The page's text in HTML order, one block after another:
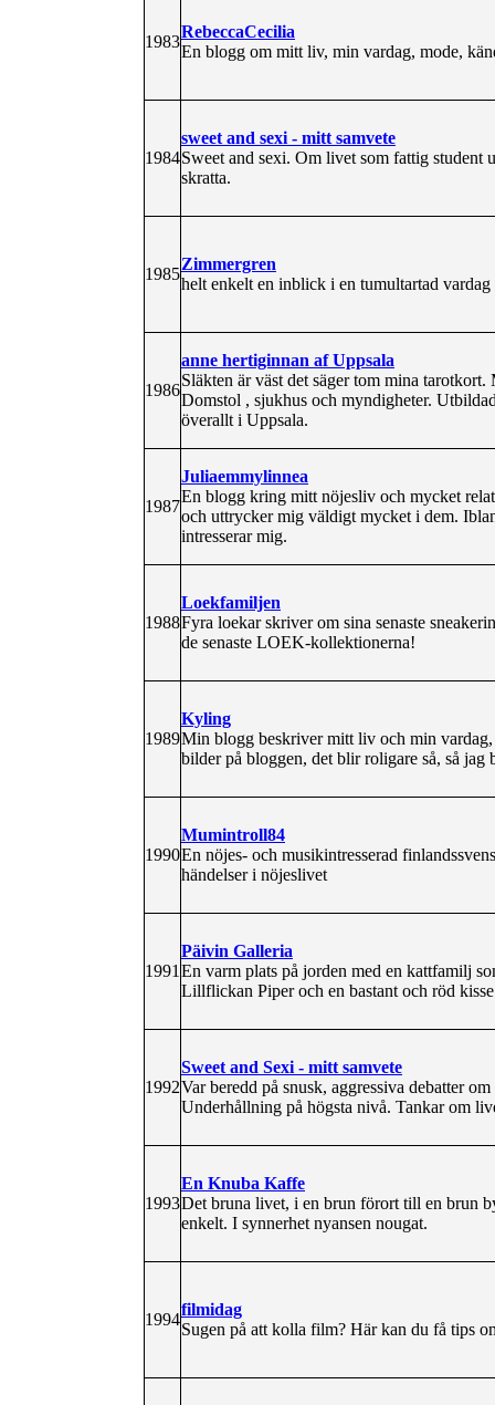
1983
RebeccaCecilia
En blogg om mitt liv, min vardag, mode,
1984
sweet and sexi - mitt samvete
Sweet and sexi. Om livet som fattig student
skratta.
1985
Zimmergren
helt enkelt en inblick i en tumultartad vardag
1986
anne hertiginnan af Uppsala
Släkten är väst det säger tom mina
Domstol , sjukhus och myndigheter.
överallt i Uppsala.
1987
Juliaemmylinnea
En blogg kring mitt nöjesliv och mycket
och uttrycker mig väldigt mycket i dem.
intresserar mig.
1988
Loekfamiljen
Fyra loekar skriver om sina senaste
de senaste LOEK-kollektionerna!
1989
Kyling
Min blogg beskriver mitt liv och min
bilder på bloggen, det blir roligare så, så jag
1990
Mumintroll84
En nöjes- och musikintresserad
händelser i nöjeslivet
1991
Päivin Galleria
En varm plats på jorden med en kattfamilj
Lillflickan Piper och en bastant och röd
1992
Sweet and Sexi - mitt samvete
Var beredd på snusk, aggressiva debatter
Underhållning på högsta nivå. Tankar om
1993
En Knuba Kaffe
Det bruna livet, i en brun förort till en brun
enkelt. I synnerhet nyansen nougat.
1994
filmidag
Sugen på att kolla film? Här kan du få tips